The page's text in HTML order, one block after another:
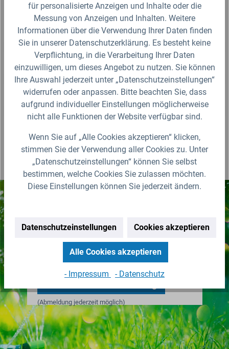
Hinweise bezüglich der Gewindegröße
Sicherheitsdatenblatt
Fragen zum Artikel?
Produktbewertungen
Neuigkeiten zu IBC Containern &
(Abmeldung jederzeit möglich)
für personalisierte Anzeigen und Inhalte oder die
Messung von Anzeigen und Inhalten. Weitere
Informationen über die Verwendung Ihrer Daten finden
Sie in unserer Datenschutzerklärung. Es besteht keine
Verpflichtung, in die Verarbeitung Ihrer Daten
einzuwilligen, um dieses Angebot zu nutzen. Sie können
Ihre Auswahl jederzeit unter „Datenschutzeinstellungen“
widerrufen oder anpassen. Bitte beachten Sie, dass
aufgrund individueller Einstellungen möglicherweise
nicht alle Funktionen der Website verfügbar sind.
Wenn Sie auf „Alle Cookies akzeptieren“ klicken,
stimmen Sie der Verwendung aller Cookies zu. Unter
„Datenschutzeinstellungen“ können Sie selbst
bestimmen, welche Cookies Sie zulassen möchten.
Diese Einstellungen können Sie jederzeit ändern.
Datenschutzeinstellungen Cookies akzeptieren
Alle Cookies akzeptieren
- Impressum - Datenschutz